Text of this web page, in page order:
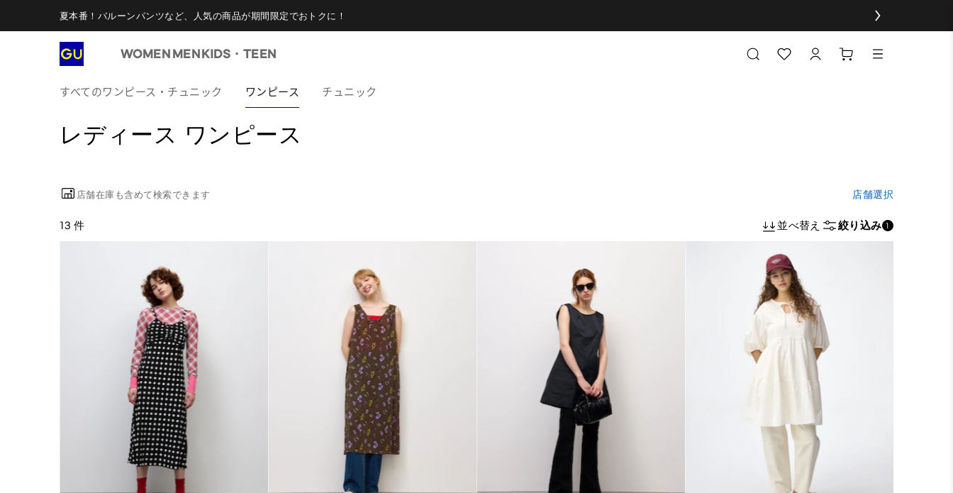
夏本番！バルーンパンツなど、人気の商品が期間限定でおトクに！
WOMEN MENKIDS・TEEN
すべてのワンピース・チュニック ワンピース チュニック
レディース ワンピース
店舗在庫も含めて検索できます 店舗選択
13 件 並べ替え 絞り込み 1